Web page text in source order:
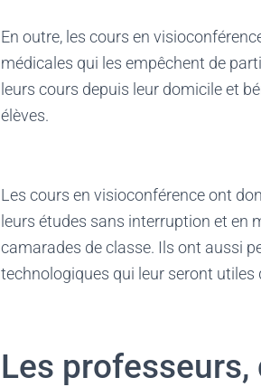
En outre, les cours en
médicales qui les empêchent de
leurs cours depuis leur domicile et
élèves.
Les cours en visioconférence ont
leurs études sans interruption et en
camarades de classe. Ils ont aussi
technologiques qui leur seront
Les